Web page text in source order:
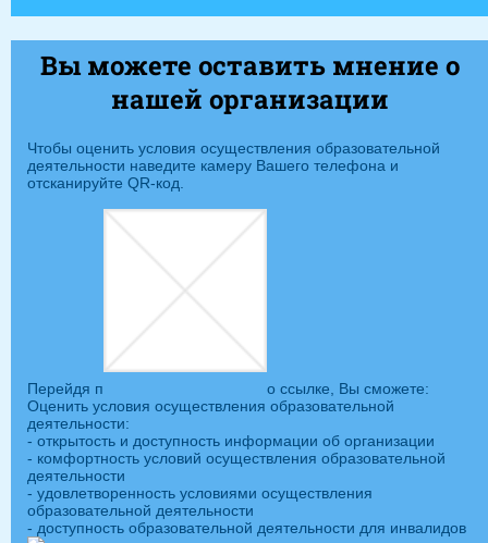
Вы можете оставить мнение о
нашей организации
Чтобы оценить условия осуществления образовательной
деятельности наведите камеру Вашего телефона и
отсканируйте QR-код.
Перейдя п
о ссылке, Вы сможете:
Оценить условия осуществления образовательной
деятельности:
- открытость и доступность информации об организации
- комфортность условий осуществления образовательной
деятельности
- удовлетворенность условиями осуществления
образовательной деятельности
- доступность образовательной деятельности для инвалидов